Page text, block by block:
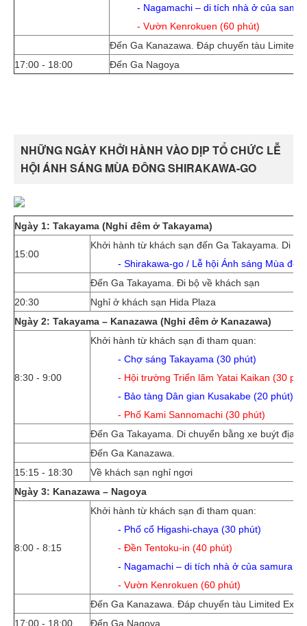
- Nagamachi – di tích nhà ở của
- Vườn Kenrokuen (60 phút)
Đến Ga Kanazawa. Đáp chuyến tàu Limited
17:00 - 18:00
Đến Ga Nagoya
NHỮNG NGÀY KHỞI HÀNH VÀO DỊP TỔ CHỨC LỄ
HỘI ÁNH SÁNG MÙA ĐÔNG SHIRAKAWA-GO
Ngày 1: Takayama (Nghỉ đêm ở Takayama)
15:00
Khởi hành từ khách sạn đến Ga Takayama. Di
- Shirakawa-go / Lễ hội Ánh sáng Mùa
Đến Ga Takayama. Đi bộ về khách sạn
20:30
Nghỉ ở khách sạn Hida Plaza
Ngày 2: Takayama – Kanazawa (Nghỉ đêm ở Kanazawa)
8:30 - 9:00
Khởi hành từ khách sạn đi tham quan:
- Chợ sáng Takayama (30 phút)
- Hội trường Triển lãm Yatai Kaikan (30
- Bảo tàng Dân gian Kusakabe (20 phút)
- Phố Kami Sannomachi (30 phút)
Đến Ga Takayama. Di chuyển bằng xe buýt địa
Đến Ga Kanazawa.
15:15 - 18:30
Về khách sạn nghỉ ngơi
Ngày 3: Kanazawa – Nagoya
8:00 - 8:15
Khởi hành từ khách sạn đi tham quan:​
- Phố cổ Higashi-chaya (30 phút)
- Ðền Tentoku-in (40 phút)
- Nagamachi – di tích nhà ở của samurai
- Vườn Kenrokuen (60 phút)
Đến Ga Kanazawa. Đáp chuyến tàu Limited
17:00 - 18:00
Đến Ga Nagoya